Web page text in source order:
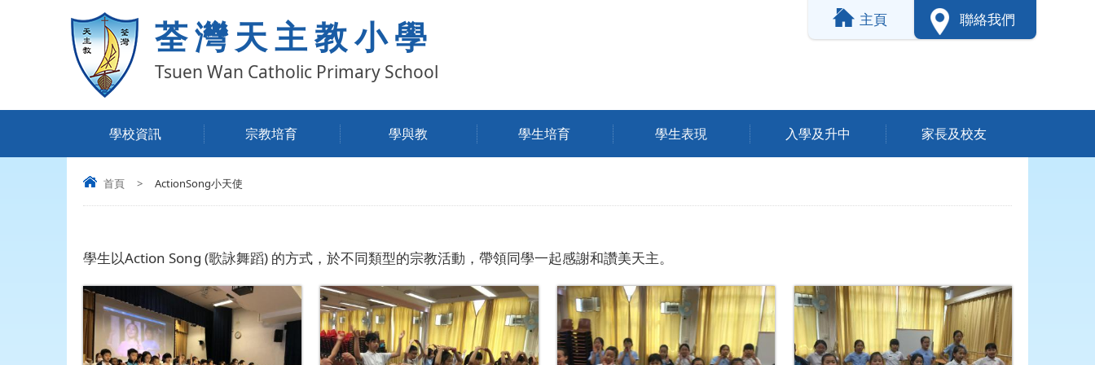
荃灣天主教小學
Tsuen Wan Catholic Primary School
主頁 聯絡我們
學校資訊 宗教培育 學與教 學生培育 學生表現 入學及升中 家長及校友
首頁 > ActionSong小天使
學生以Action Song (歌詠舞蹈) 的方式，於不同類型的宗教活動，帶領同學一起感謝和讚美天主。